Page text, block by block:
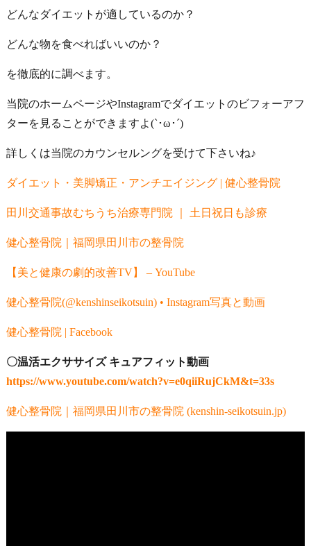
どんなダイエットが適しているのか？
どんな物を食べればいいのか？
を徹底的に調べます。
当院のホームページやInstagramでダイエットのビフォーアフ
ターを見ることができますよ(`･ω･´)
詳しくは当院のカウンセルングを受けて下さいね♪
ダイエット・美脚矯正・アンチエイジング | 健心整骨院
田川交通事故むちうち治療専門院 ｜ 土日祝日も診療
健心整骨院｜福岡県田川市の整骨院
【美と健康の劇的改善TV】 – YouTube
健心整骨院(@kenshinseikotsuin) • Instagram写真と動画
健心整骨院 | Facebook
〇温活エクササイズ キュアフィット動画
https://www.youtube.com/watch?v=e0qiiRujCkM&t=33s
健心整骨院｜福岡県田川市の整骨院 (kenshin-seikotsuin.jp)